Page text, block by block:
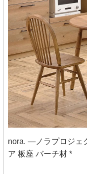
nora. ―ノラプロジェ
ア 板座 バーチ材 *